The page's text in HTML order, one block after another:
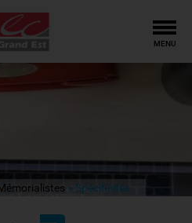
MENU
Spécificités